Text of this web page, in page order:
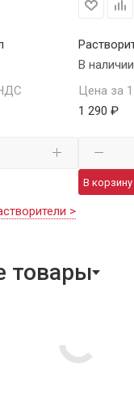
В наличии
Цена за
1 290 ₽
В корзину
>
товары